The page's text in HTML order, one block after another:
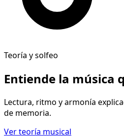
Teoría y solfeo
Entiende la música
Lectura, ritmo y armonía
de memoria.
Ver teoría musical